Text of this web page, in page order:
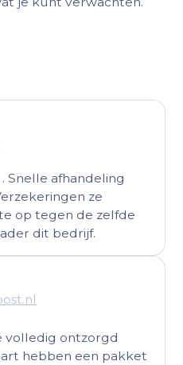
Snelle afhandeling
ze
op tegen de zelfde
dit bedrijf.
volledig ontzorgd
hebben een pakket